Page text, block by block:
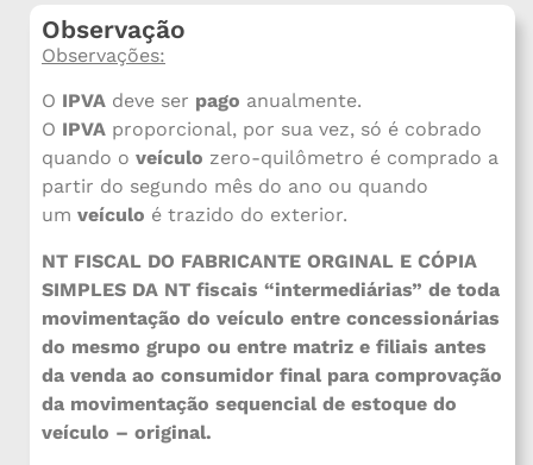
Observação
Observações:
O IPVA deve ser pago anualmente.
O IPVA proporcional, por sua vez, só é cobrado
quando o veículo zero-quilômetro é comprado a
partir do segundo mês do ano ou quando
um veículo é trazido do exterior.
NT FISCAL DO FABRICANTE ORGINAL E CÓPIA
SIMPLES DA NT fiscais “intermediárias” de toda
movimentação do veículo entre concessionárias
do mesmo grupo ou entre matriz e filiais antes
da venda ao consumidor final para comprovação
da movimentação sequencial de estoque do
veículo – original.